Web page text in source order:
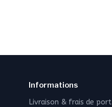
Informations
Livraison & frais de port